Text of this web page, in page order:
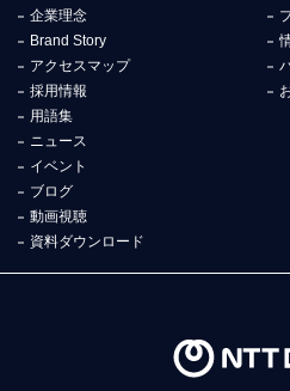
企業理念
Brand Story
アクセスマップ
採用情報
用語集
ニュース
イベント
ブログ
動画視聴
資料ダウンロード